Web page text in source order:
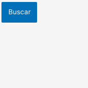
Buscar